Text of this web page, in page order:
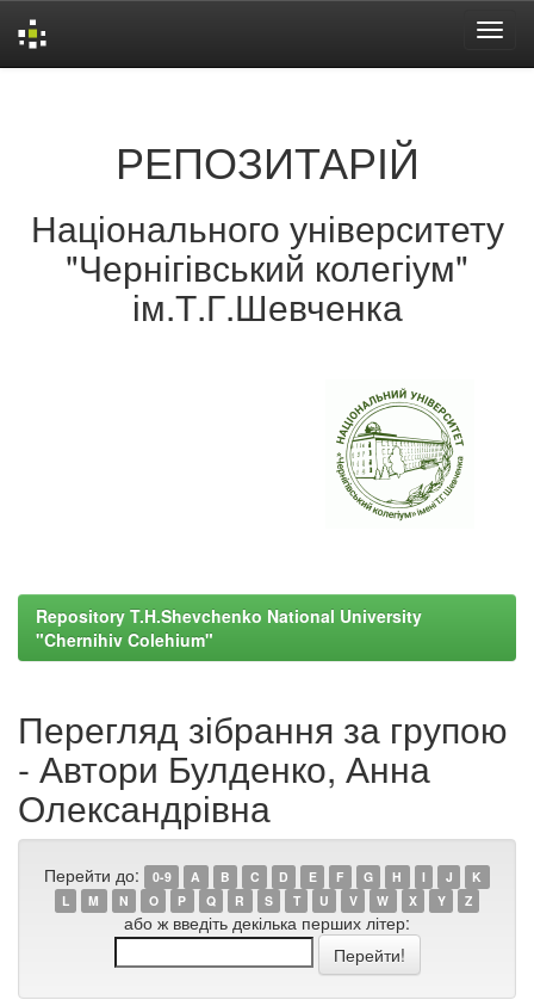
РЕПОЗИТАРІЙ
Національного університету
"Чернігівський колегіум"
ім.Т.Г.Шевченка
Repository T.H.Shevchenko National University
"Chernihiv Colehium"
Перегляд зібрання за групою
- Автори Булденко, Анна
Олександрівна
Перейти до: 0-9 A B C D E F G H I J
K
L
M N O P Q R S T U V W X Y Z
або ж введіть декілька перших літер: